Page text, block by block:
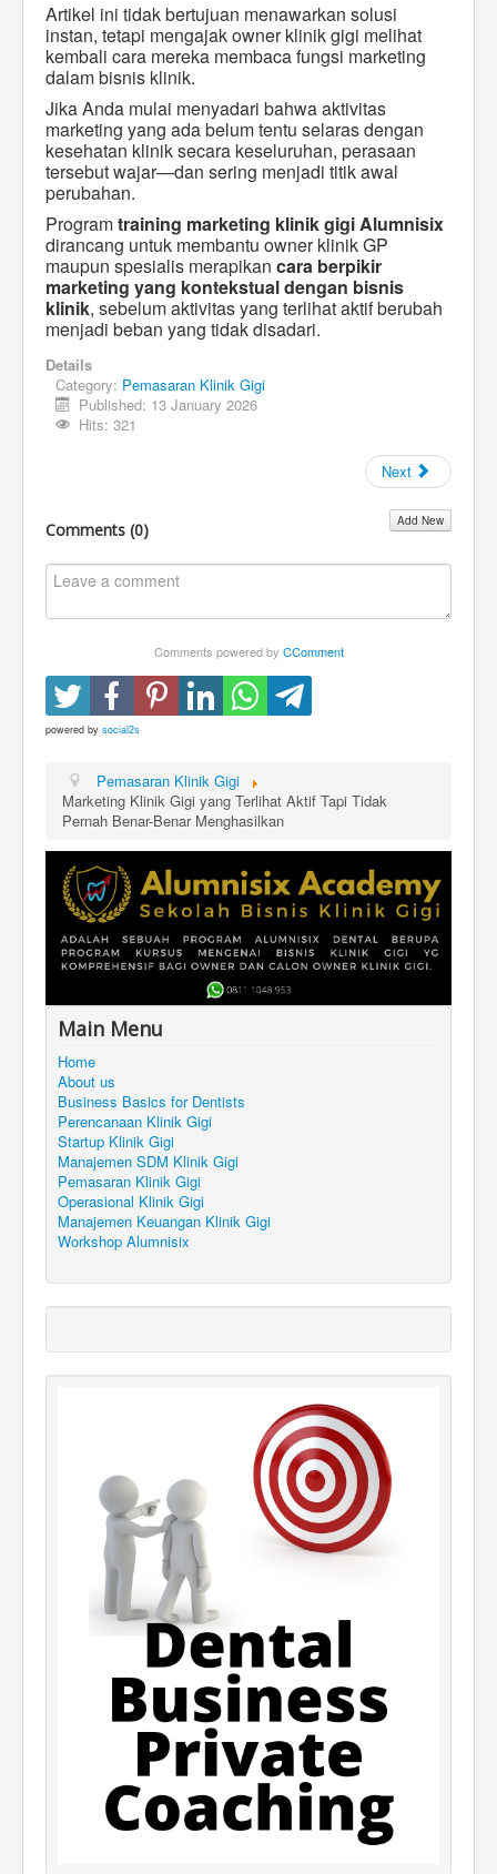
Artikel ini tidak bertujuan menawarkan solusi
instan, tetapi mengajak owner klinik gigi melihat
kembali cara mereka membaca fungsi marketing
dalam bisnis klinik.
Jika Anda mulai menyadari bahwa aktivitas
marketing yang ada belum tentu selaras dengan
kesehatan klinik secara keseluruhan, perasaan
tersebut wajar—dan sering menjadi titik awal
perubahan.
Programtraining marketing klinik gigi Alumnisix
dirancang untuk membantu owner klinik GP
maupun spesialis merapikan cara berpikir
marketing yang kontekstual dengan bisnis
klinik, sebelum aktivitas yang terlihat aktif berubah
menjadi beban yang tidak disadari.
Details
Category: Pemasaran Klinik Gigi
Published: 13 January 2026
Hits: 321
Next
Comments (0) Add New
Comments powered by CComment
powered by social2s
Pemasaran Klinik Gigi
Marketing Klinik Gigi yang Terlihat Aktif Tapi Tidak
Pernah Benar-Benar Menghasilkan
Main Menu
Home
About us
Business Basics for Dentists
Perencanaan Klinik Gigi
Startup Klinik Gigi
Manajemen SDM Klinik Gigi
Pemasaran Klinik Gigi
Operasional Klinik Gigi
Manajemen Keuangan Klinik Gigi
Workshop Alumnisix